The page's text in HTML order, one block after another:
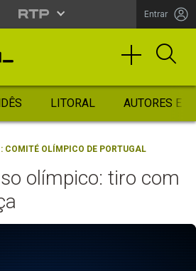
Entrar
LITORAL AUTORES
COMITÉ OLÍMPICO DE PORTUGAL
olímpico: tiro com